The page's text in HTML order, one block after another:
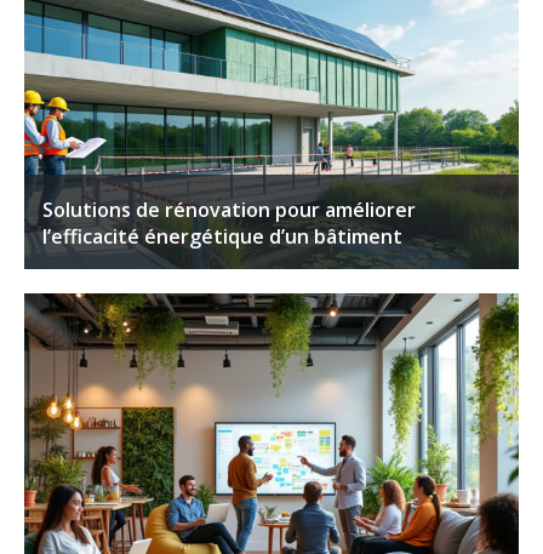
Solutions de rénovation pour améliorer
l’efficacité énergétique d’un bâtiment